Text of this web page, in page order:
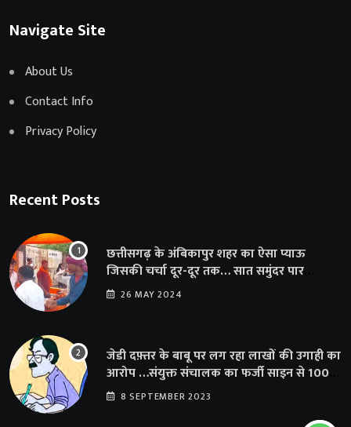
Navigate Site
About Us
Contact Info
Privacy Policy
Recent Posts
छत्तीसगढ़ के अंबिकापुर शहर का ऐसा प्याऊ
जिसकी चर्चा दूर-दूर तक… सात समुंदर पार
अमेरिका से भी पहुंचा सहयोग
26 MAY 2024
जेडी दफ़्तर के बाबू पर लग रहा लाखों की उगाही का
आरोप …संयुक्त संचालक का फर्जी साइन से 100
शिक्षकों क़ो थमाया संशोधन आदेश
8 SEPTEMBER 2023